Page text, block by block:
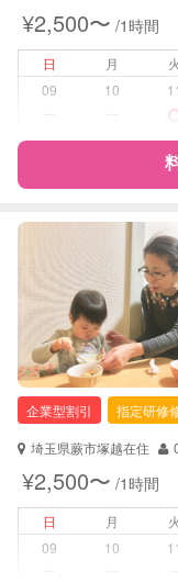
対応可能/特徴
障がい児対応
定期予約
お子様の撮影
（定期特典）
¥2,500〜 /1時間
日 月 火
09
10 11
特徴 料金
サポートの特徴
資格
対応可能/特徴
企業型割引
指定研修
埼玉県蕨市塚越在住
¥2,500〜 /1時間
日 月 火
09
10 11